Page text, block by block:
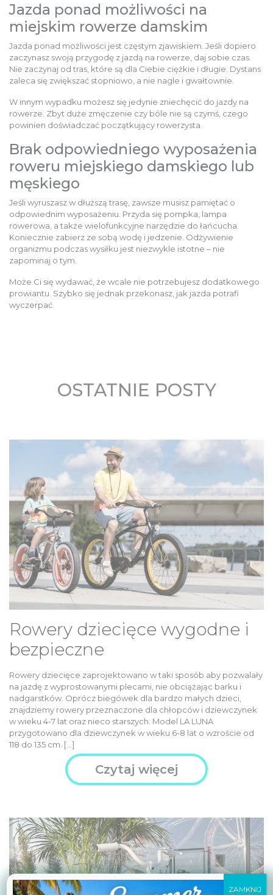
Jazda ponad możliwości na
miejskim rowerze damskim
Jazda ponad możliwości jest częstym zjawiskiem. Jeśli dopiero
zaczynasz swoją przygodę z jazdą na rowerze, daj sobie czas.
Nie zaczynaj od tras, które są dla Ciebie ciężkie i długie. Dystans
zaleca się zwiększać stopniowo, a nie nagle i gwałtownie.
W innym wypadku możesz się jedynie zniechęcić do jazdy na
rowerze. Zbyt duże zmęczenie czy bóle nie są czymś, czego
powinien doświadczać początkujący rowerzysta.
Brak odpowiedniego wyposażenia
roweru miejskiego damskiego lub
męskiego
Jeśli wyruszasz w dłuższą trasę, zawsze musisz pamiętać o
odpowiednim wyposażeniu. Przyda się pompka, lampa
rowerowa, a także wielofunkcyjne narzędzie do łańcucha.
Koniecznie zabierz ze sobą wodę i jedzenie. Odżywienie
organizmu podczas wysiłku jest niezwykle istotne – nie
zapominaj o tym.
Może Ci się wydawać, że wcale nie potrzebujesz dodatkowego
prowiantu. Szybko się jednak przekonasz, jak jazda potrafi
wyczerpać.
OSTATNIE POSTY
Rowery dziecięce wygodne i
bezpieczne
Rowery dziecięce zaprojektowano w taki sposób aby pozwalały
na jazdę z wyprostowanymi plecami, nie obciążając barku i
nadgarstków. Oprócz biegówek dla bardzo małych dzieci,
znajdziemy rowery przeznaczone dla chłopców i dziewczynek
w wieku 4-7 lat oraz nieco starszych. Model LA LUNA
przygotowano dla dziewczynek w wieku 6-8 lat o wzroście od
118 do 135 cm. […]
Czytaj więcej
ZAMKNIJ